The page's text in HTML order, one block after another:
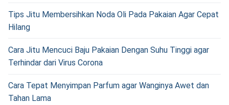
Tips Jitu Membersihkan Noda Oli Pada Pakaian Agar Cepat
Hilang
Cara Jitu Mencuci Baju Pakaian Dengan Suhu Tinggi agar
Terhindar dari Virus Corona
Cara Tepat Menyimpan Parfum agar Wanginya Awet dan
Tahan Lama